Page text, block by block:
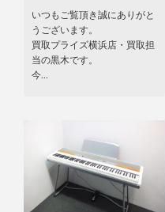
いつもご覧頂き誠にありがと
うございます。
買取プライズ横浜店・買取担
当の黒木です。
今…